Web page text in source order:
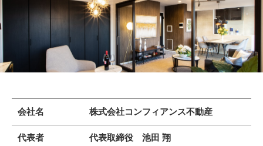
会社名 株式会社コンフィアンス不動産
代表者 代表取締役 池田 翔